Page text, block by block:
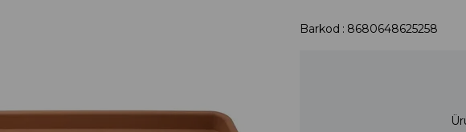
Barkod : 8680648625258